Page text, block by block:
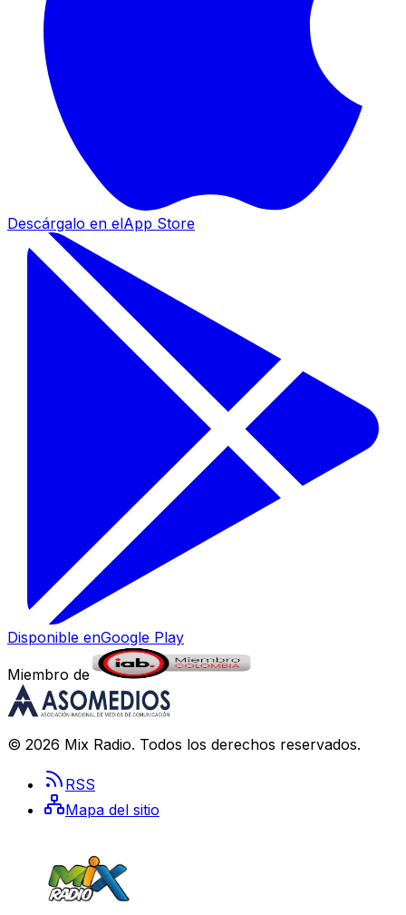
Descárgalo en elApp Store
Disponible enGoogle Play
Miembro de
© 2026 Mix Radio. Todos los derechos reservados.
RSS
Mapa del sitio